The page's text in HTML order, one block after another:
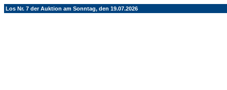
Los Nr. 7 der Auktion am Sonntag, den 19.07.2026